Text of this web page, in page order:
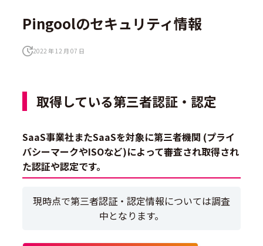
Pingoolのセキュリティ情報
2022 年 12 月 07 日
取得している第三者認証・認定
SaaS事業社またSaaSを対象に第三者機関 (プライ
バシーマークやISOなど)によって審査され取得され
た認証や認定です。
現時点で第三者認証・認定情報については調査
中となります。